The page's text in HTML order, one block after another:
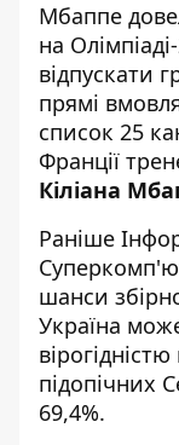
Мбаппе
на
відпускати
прямі
список 25
Франції
Кіліана
Раніше
шанси
Україна
підопічних
69,4%.